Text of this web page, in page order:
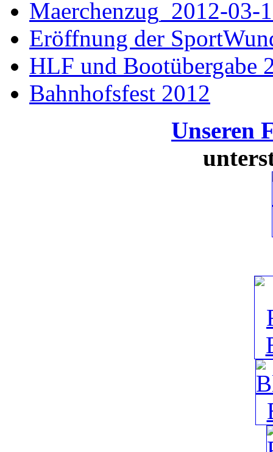
Maerchenzug_2012-03-
Eröffnung der
HLF und Bootübergabe
Bahnhofsfest 2012
Unseren